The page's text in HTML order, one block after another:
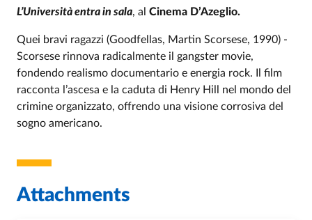
Event description
L’Università entra in sala, al Cinema D’Azeglio.
Quei bravi ragazzi (Goodfellas, Martin Scorsese, 1990) -
Scorsese rinnova radicalmente il gangster movie,
fondendo realismo documentario e energia rock. Il film
racconta l’ascesa e la caduta di Henry Hill nel mondo del
crimine organizzato, offrendo una visione corrosiva del
sogno americano.
Attachments